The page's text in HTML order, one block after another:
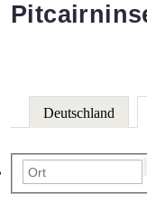
Deutschland